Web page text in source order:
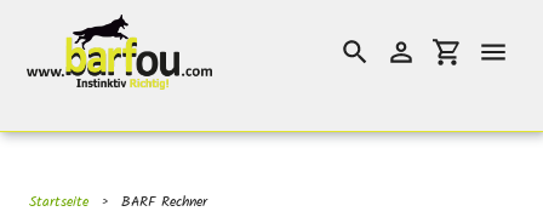
Inhalt
SuchenEinloggen
Startseite › BARF Rechner